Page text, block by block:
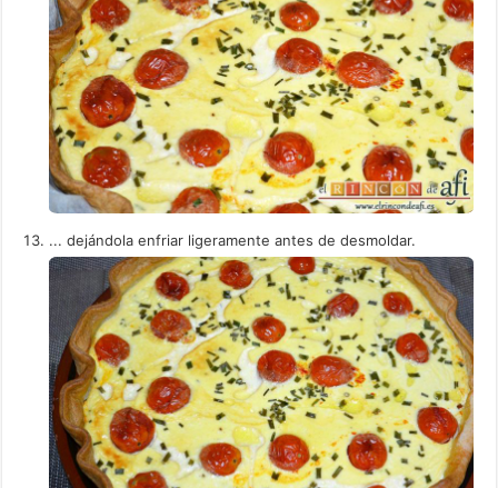
... dejándola enfriar ligeramente antes de desmoldar.